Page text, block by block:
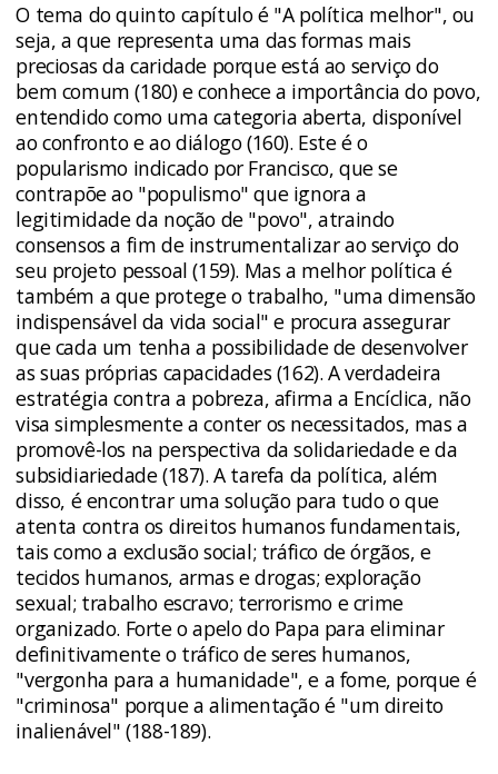
O tema do quinto capítulo é "A política melhor", ou
seja, a que representa uma das formas mais
preciosas da caridade porque está ao serviço do
bem comum (180) e conhece a importância do povo,
entendido como uma categoria aberta, disponível
ao confronto e ao diálogo (160). Este é o
popularismo indicado por Francisco, que se
contrapõe ao "populismo" que ignora a
legitimidade da noção de "povo", atraindo
consensos a fim de instrumentalizar ao serviço do
seu projeto pessoal (159). Mas a melhor política é
também a que protege o trabalho, "uma dimensão
indispensável da vida social" e procura assegurar
que cada um tenha a possibilidade de desenvolver
as suas próprias capacidades (162). A verdadeira
estratégia contra a pobreza, afirma a Encíclica, não
visa simplesmente a conter os necessitados, mas a
promovê-los na perspectiva da solidariedade e da
subsidiariedade (187). A tarefa da política, além
disso, é encontrar uma solução para tudo o que
atenta contra os direitos humanos fundamentais,
tais como a exclusão social; tráfico de órgãos, e
tecidos humanos, armas e drogas; exploração
sexual; trabalho escravo; terrorismo e crime
organizado. Forte o apelo do Papa para eliminar
definitivamente o tráfico de seres humanos,
"vergonha para a humanidade", e a fome, porque é
"criminosa" porque a alimentação é "um direito
inalienável" (188-189).